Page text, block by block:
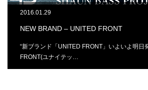
2016.01.29
NEW BRAND – UNITED FRONT
“新ブランド「UNITED FRONT」いよいよ明日
FRONT(ユナイテッ…